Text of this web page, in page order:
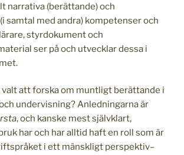
narrativa (berättande) och
samtal med andra) kompetenser och
styrdokument och
ser på och utvecklar dessa i
valt att forska om muntligt berättande i
undervisning? Anledningarna är
, och kanske mest självklart,
har och har alltid haft en roll som är
i ett mänskligt perspektiv–